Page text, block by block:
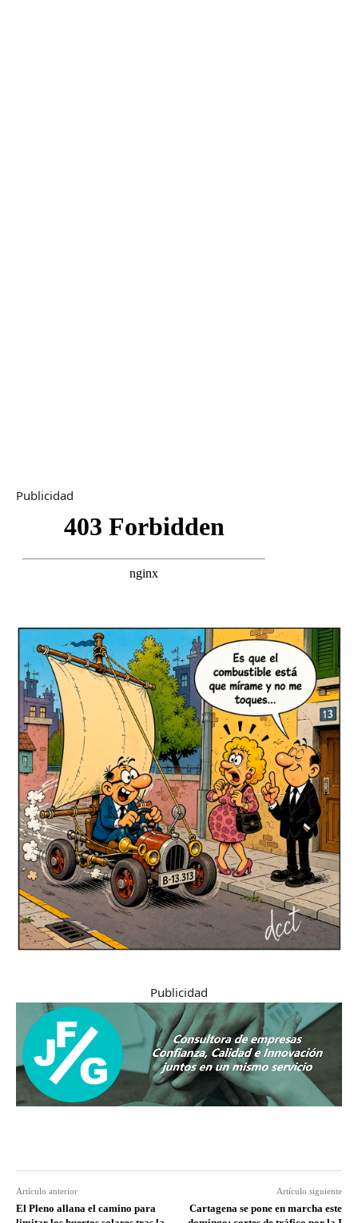
Publicidad
Publicidad
Artículo anterior
El Pleno allana el camino para
Artículo siguiente
Cartagena se pone en marcha este